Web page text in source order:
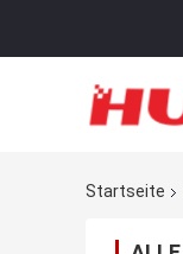
Startseite